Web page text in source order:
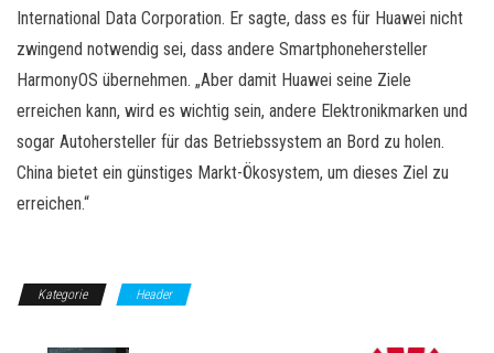
International Data Corporation. Er sagte, dass es für Huawei nicht
zwingend notwendig sei, dass andere Smartphonehersteller
HarmonyOS übernehmen. „Aber damit Huawei seine Ziele
erreichen kann, wird es wichtig sein, andere Elektronikmarken und
sogar Autohersteller für das Betriebssystem an Bord zu holen.
China bietet ein günstiges Markt-Ökosystem, um dieses Ziel zu
erreichen.“
Kategorie Header